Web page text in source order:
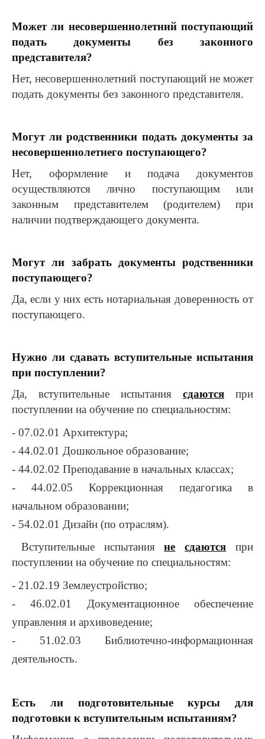
Может ли несовершеннолетний поступающий
подать документы без законного
представителя?
Нет, несовершеннолетний поступающий не может
подать документы без законного представителя.
Могут ли родственники подать документы за
несовершеннолетнего поступающего?
Нет, оформление и подача документов
осуществляются лично поступающим или
законным представителем (родителем) при
наличии подтверждающего документа.
Могут ли забрать документы родственники
поступающего?
Да, если у них есть нотариальная доверенность от
поступающего.
Нужно ли сдавать вступительные испытания
при поступлении?
Да, вступительные испытания сдаются при
поступлении на обучение по специальностям:
- 07.02.01 Архитектура;
- 44.02.01 Дошкольное образование;
- 44.02.02 Преподавание в начальных классах;
- 44.02.05 Коррекционная педагогика в
начальном образовании;
- 54.02.01 Дизайн (по отраслям).
Вступительные испытанияне сдаются при
поступлении на обучение по специальностям:
- 21.02.19 Землеустройство;
- 46.02.01 Документационное обеспечение
управления и архивоведение;
- 51.02.03 Библиотечно-информационная
деятельность.
Есть ли подготовительные курсы для
подготовки к вступительным испытаниям?